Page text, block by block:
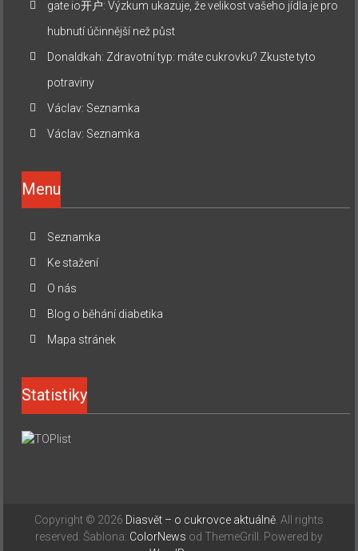
gate io开户:Výzkum ukazuje, že velikost vašeho jídla je pro
hubnutí účinnější než půst
Donaldkah: Zdravotní typ: máte cukrovku? Zkuste tyto
potraviny
Václav: Seznamka
Václav: Seznamka
Menu
Seznamka
Ke stažení
O nás
Blog o běhání diabetika
Mapa stránek
Statistiky
Copyright © 2026 Diasvět – o cukrovce aktuálně . All rights
reserved. Šablona: ColorNews od ThemeGrill. Powered by